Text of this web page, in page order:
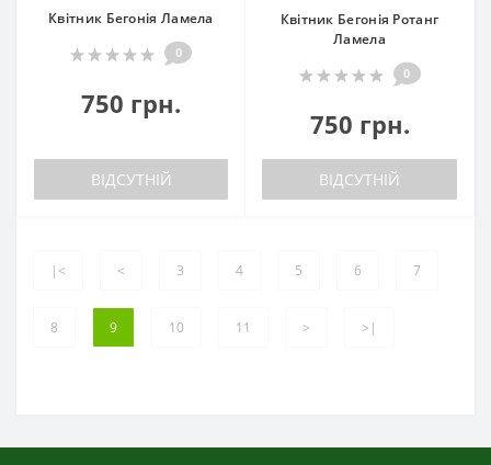
Квітник Бегонія Ламела
0
750 грн.
ВІДСУТНІЙ
Квітник Бегонія Ротанг
Ламела
0
750 грн.
ВІДСУТНІЙ
|< < 3 4 5 6 7
8 9 10 11 > >|